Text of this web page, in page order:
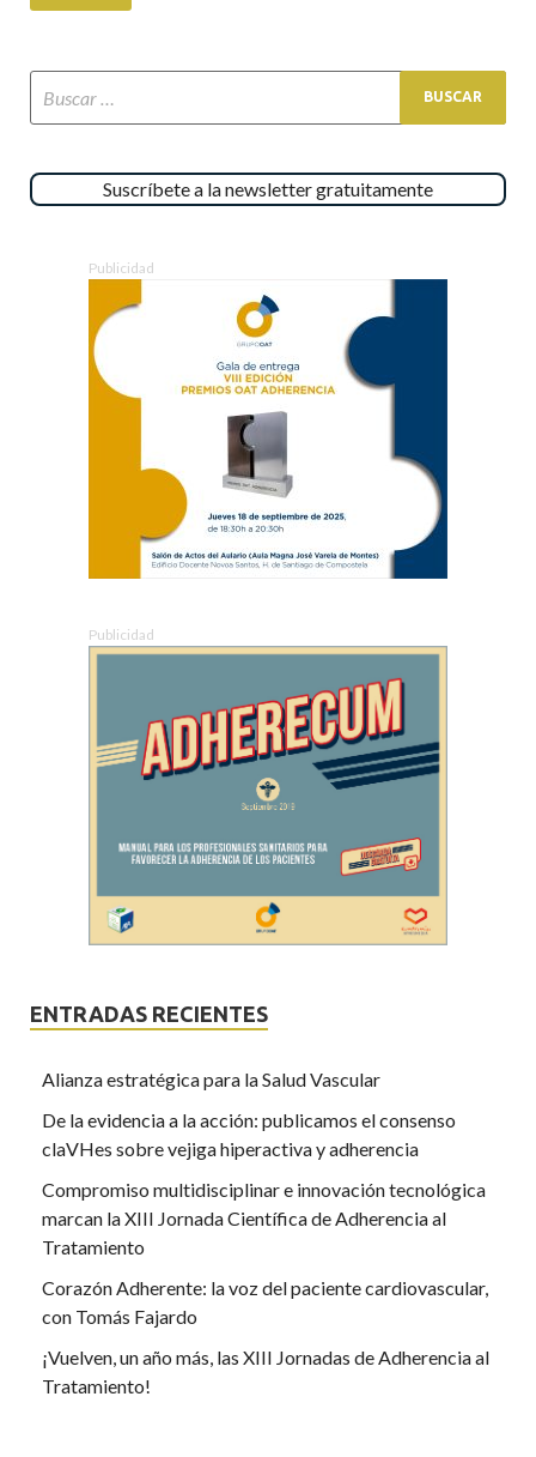
Suscríbete a la newsletter gratuitamente
Publicidad
Publicidad
ENTRADAS RECIENTES
Alianza estratégica para la Salud Vascular
De la evidencia a la acción: publicamos el consenso
claVHes sobre vejiga hiperactiva y adherencia
Compromiso multidisciplinar e innovación tecnológica
marcan la XIII Jornada Científica de Adherencia al
Tratamiento
Corazón Adherente: la voz del paciente cardiovascular,
con Tomás Fajardo
¡Vuelven, un año más, las XIII Jornadas de Adherencia al
Tratamiento!